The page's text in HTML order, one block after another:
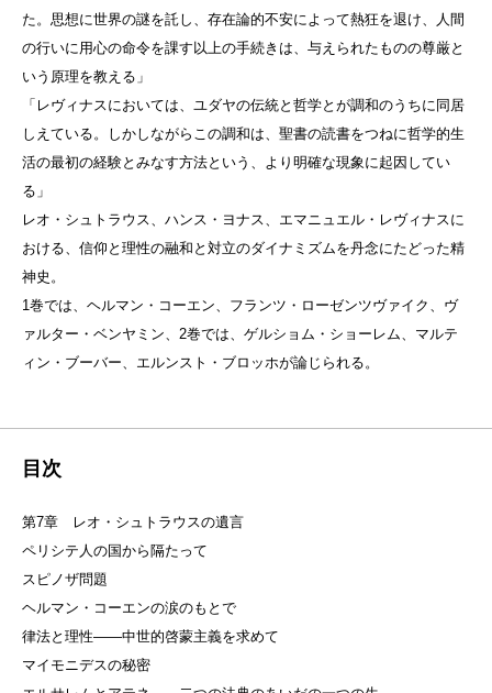
た。思想に世界の謎を託し、存在論的不安によって熱狂を退け、人間
の行いに用心の命令を課す以上の手続きは、与えられたものの尊厳と
いう原理を教える」
「レヴィナスにおいては、ユダヤの伝統と哲学とが調和のうちに同居
しえている。しかしながらこの調和は、聖書の読書をつねに哲学的生
活の最初の経験とみなす方法という、より明確な現象に起因してい
る」
レオ・シュトラウス、ハンス・ヨナス、エマニュエル・レヴィナスに
おける、信仰と理性の融和と対立のダイナミズムを丹念にたどった精
神史。
1巻では、ヘルマン・コーエン、フランツ・ローゼンツヴァイク、ヴ
ァルター・ベンヤミン、2巻では、ゲルショム・ショーレム、マルテ
ィン・ブーバー、エルンスト・ブロッホが論じられる。
目次
第7章 レオ・シュトラウスの遺言
ペリシテ人の国から隔たって
スピノザ問題
ヘルマン・コーエンの涙のもとで
律法と理性——中世的啓蒙主義を求めて
マイモニデスの秘密